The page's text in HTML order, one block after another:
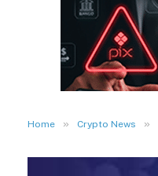
Home » Crypto News »